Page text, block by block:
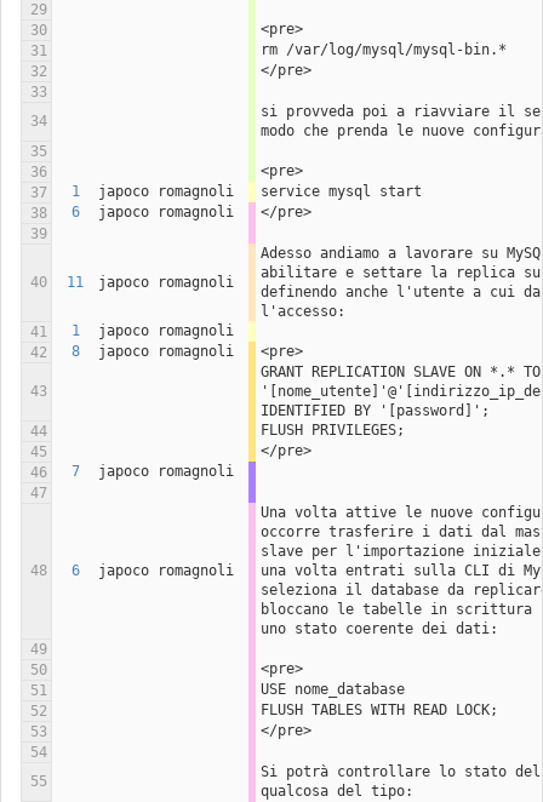
29
30
<pre>
31
rm /var/log/mysql/mysql-bin.*
32
</pre>
33
34
si provveda poi a riavviare il
modo che prenda le nuove
35
36
<pre>
37
1 japoco romagnoli
service mysql start
38
6 japoco romagnoli
</pre>
39
40 11 japoco romagnoli
Adesso andiamo a lavorare su
abilitare e settare la replica su
definendo anche l'utente a cui
l'accesso:
41
1
japoco romagnoli
42
8 japoco romagnoli <pre>
43
GRANT REPLICATION SLAVE ON *.* TO
IDENTIFIED BY '[password]';
44
FLUSH PRIVILEGES;
45
</pre>
46
7
japoco romagnoli
47
48 6 japoco romagnoli
Una volta attive le nuove
occorre trasferire i dati dal
slave per l'importazione
una volta entrati sulla CLI di
seleziona il database da
bloccano le tabelle in scrittura
uno stato coerente dei dati:
49
50
<pre>
51
USE nome_database
52
FLUSH TABLES WITH READ LOCK;
53
</pre>
54
55
Si potrà controllare lo stato del
qualcosa del tipo: